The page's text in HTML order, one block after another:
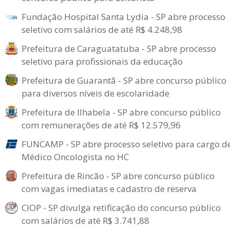
Fundação Hospital Santa Lydia - SP abre processo
seletivo com salários de até R$ 4.248,98
Prefeitura de Caraguatatuba - SP abre processo
seletivo para profissionais da educação
Prefeitura de Guarantã - SP abre concurso público
para diversos níveis de escolaridade
Prefeitura de Ilhabela - SP abre concurso público
com remunerações de até R$ 12.579,96
FUNCAMP - SP abre processo seletivo para cargo
Médico Oncologista no HC
Prefeitura de Rincão - SP abre concurso público
com vagas imediatas e cadastro de reserva
CIOP - SP divulga retificação do concurso público
com salários de até R$ 3.741,88